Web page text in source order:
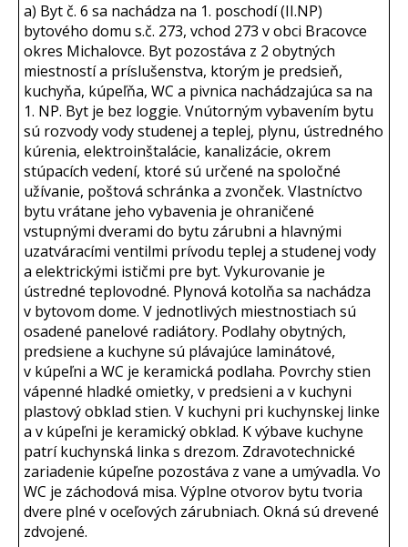
a) Byt č. 6 sa nachádza na 1. poschodí (II.NP)
bytového domu s.č. 273, vchod 273 v obci Bracovce
okres Michalovce. Byt pozostáva z 2 obytných
miestností a príslušenstva, ktorým je predsieň,
kuchyňa, kúpeľňa, WC a pivnica nachádzajúca sa na
1. NP. Byt je bez loggie. Vnútorným vybavením bytu
sú rozvody vody studenej a teplej, plynu, ústredného
kúrenia, elektroinštalácie, kanalizácie, okrem
stúpacích vedení, ktoré sú určené na spoločné
užívanie, poštová schránka a zvonček. Vlastníctvo
bytu vrátane jeho vybavenia je ohraničené
vstupnými dverami do bytu zárubni a hlavnými
uzatváracími ventilmi prívodu teplej a studenej vody
a elektrickými ističmi pre byt. Vykurovanie je
ústredné teplovodné. Plynová kotolňa sa nachádza
v bytovom dome. V jednotlivých miestnostiach sú
osadené panelové radiátory. Podlahy obytných,
predsiene a kuchyne sú plávajúce laminátové,
v kúpeľni a WC je keramická podlaha. Povrchy stien
vápenné hladké omietky, v predsieni a v kuchyni
plastový obklad stien. V kuchyni pri kuchynskej linke
a v kúpeľni je keramický obklad. K výbave kuchyne
patrí kuchynská linka s drezom. Zdravotechnické
zariadenie kúpeľne pozostáva z vane a umývadla. Vo
WC je záchodová misa. Výplne otvorov bytu tvoria
dvere plné v oceľových zárubniach. Okná sú drevené
zdvojené.